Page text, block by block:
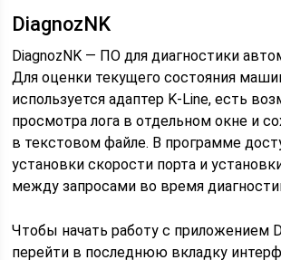
DiagnozNK
DiagnozNK — ПО для диагностики
Для оценки текущего состояния
используется адаптер K-Line, есть
просмотра лога в отдельном окне и
в текстовом файле. В программе
установки скорости порта и
между запросами во время
Чтобы начать работу с приложением
перейти в последнюю вкладку